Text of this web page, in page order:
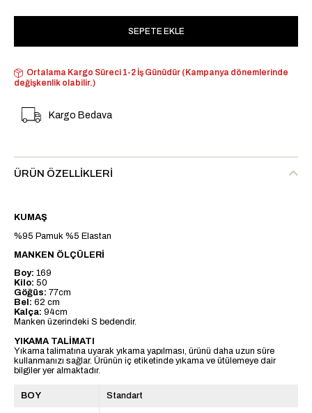
Ortalama Kargo Süreci 1-2 İş Günüdür (Kampanya dönemlerinde
değişkenlik olabilir.)
Kargo Bedava
ÜRÜN ÖZELLIKLERI
KUMAŞ
%95 Pamuk %5 Elastan
MANKEN ÖLÇÜLERİ
Boy: 169
Kilo: 50
Göğüs: 77cm
Bel: 62 cm
Kalça: 94cm
Manken üzerindeki S bedendir.
YIKAMA TALİMATI
Yıkama talimatına uyarak yıkama yapılması, ürünü daha uzun süre
kullanmanızı sağlar. Ürünün iç etiketinde yıkama ve ütülemeye dair
bilgiler yer almaktadır.
BOY Standart